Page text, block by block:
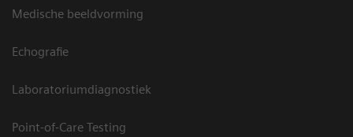
Medische beeldvorming
Echografie
Laboratoriumdiagnostiek
Point-of-Care Testing